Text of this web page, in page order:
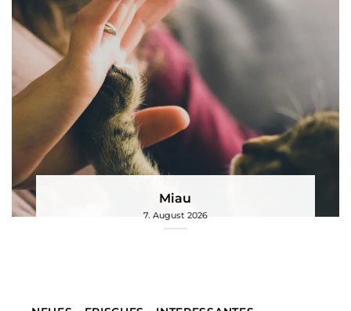
Miau
7. August 2026